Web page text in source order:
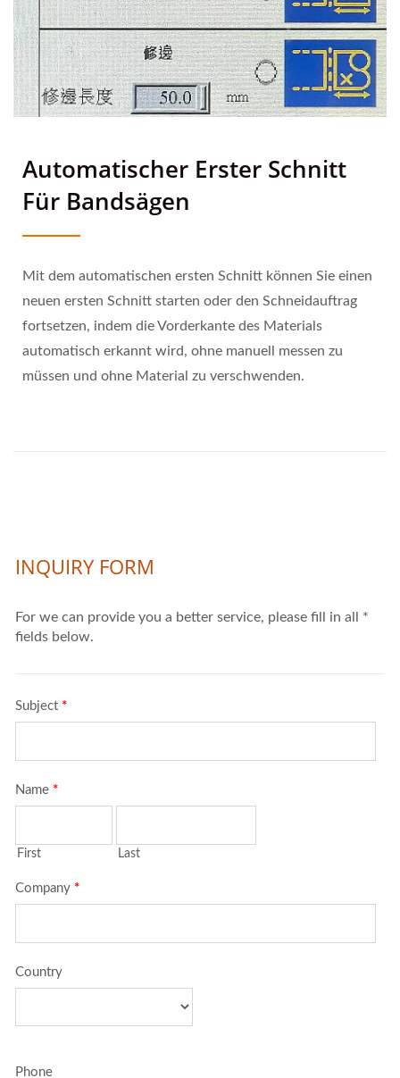
Automatischer Erster Schnitt
Für Bandsägen
Mit dem automatischen ersten Schnitt können Sie einen
neuen ersten Schnitt starten oder den Schneidauftrag
fortsetzen, indem die Vorderkante des Materials
automatisch erkannt wird, ohne manuell messen zu
müssen und ohne Material zu verschwenden.